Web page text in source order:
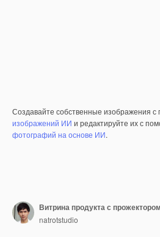
Создавайте собственные изображения
изображений ИИ и редактируйте их с
фотографий на основе ИИ.
natrotstudio